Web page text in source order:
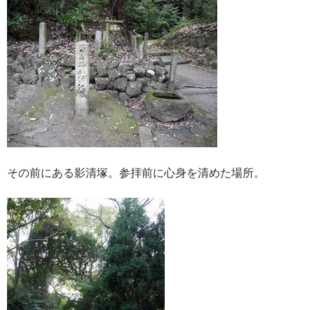
その前にある影清塚。参拝前に心身を清めた場所。